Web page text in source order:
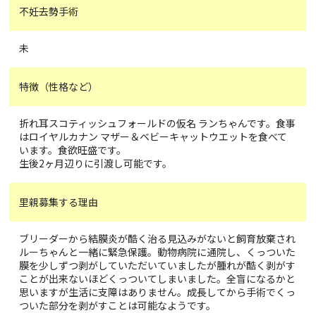
不妊去勢手術
未
特徴（性格など）
折れ耳スコティッシュフォールドの仮名 ランちゃんです。食事
はロイヤルカナン マザー＆ベビーキャットウエットを食べて
います。食欲旺盛です。
生後2ヶ月辺りに引渡し可能です。
里親募集する理由
ブリーダーから結膜炎が酷く治る見込みがないと飼育放棄され
ルーちゃんと一緒に緊急保護。動物病院に通院し、くっついた
膜を少しずつ剥がしていただいていましたが腫れが酷く剥がす
ことが出来ないほどくっついてしまいました。全盲になるかと
思いますが生活に支障はありません。成長してから手術でくっ
ついた部分を剥がすことは可能なようです。